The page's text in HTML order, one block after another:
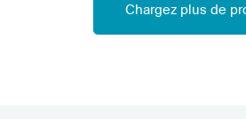
Chargez plus de